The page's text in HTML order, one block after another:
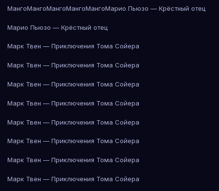
МангоМангоМангоМангоМангоМарио Пьюзо — Крёстный отец
Марио Пьюзо — Крёстный отец
Марк Твен — Приключения Тома Сойера
Марк Твен — Приключения Тома Сойера
Марк Твен — Приключения Тома Сойера
Марк Твен — Приключения Тома Сойера
Марк Твен — Приключения Тома Сойера
Марк Твен — Приключения Тома Сойера
Марк Твен — Приключения Тома Сойера
Марк Твен — Приключения Тома Сойера